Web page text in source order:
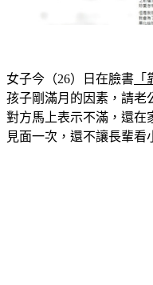
女子今（26）日在臉書
孩子剛滿月的因素，請老
對方馬上表示不滿，還在
見面一次，還不讓長輩看